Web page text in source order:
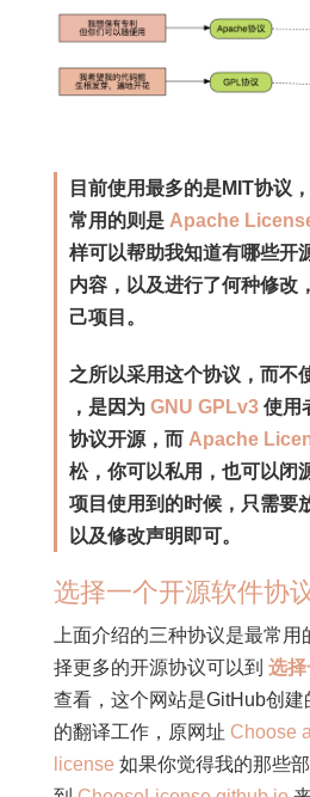
目前使用最多的是MIT协议
常用的则是 Apache
样可以帮助我知道有哪些开
内容，以及进行了何种修改
己项目。
之所以采用这个协议，而不
，是因为 GNU GPLv3使用
协议开源，而 Apache
松，你可以私用，也可以闭
项目使用到的时候，只需要
以及修改声明即可。
选择一个开源软件协
上面介绍的三种协议是最常
择更多的开源协议可以到 选择
查看，这个网站是GitHub创
的翻译工作，原网址 Choose
license 如果你觉得我的那些